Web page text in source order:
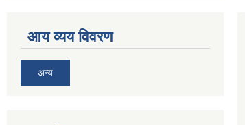
आय व्यय विवरण
अन्य